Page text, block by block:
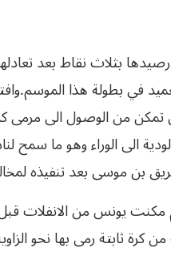
بثلاث نقاط بعد
في بطولة هذا
من الوصول الى مرمى
الى الوراء وهو ما سمح
بن موسى بعد تنفيذه